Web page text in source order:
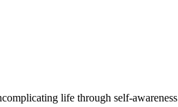
life through self-awareness